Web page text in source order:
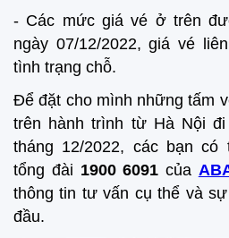
- Các mức giá vé ở trên
ngày 07/12/2022, giá vé
tình trạng chỗ.
Để đặt cho mình những tấm
trên hành trình từ Hà Nội
tháng 12/2022, các bạn có
tổng đài 1900 6091 của
thông tin tư vấn cụ thể và
đầu.